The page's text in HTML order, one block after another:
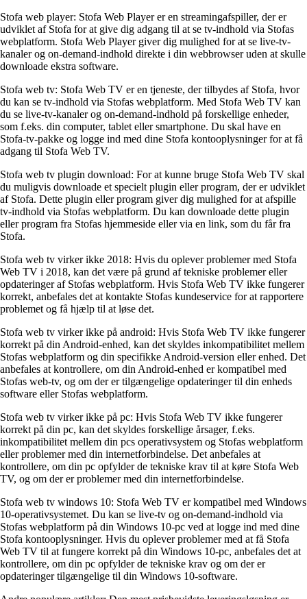
Stofa web player: Stofa Web Player er en streamingafspiller, der er
udviklet af Stofa for at give dig adgang til at se tv-indhold via Stofas
webplatform. Stofa Web Player giver dig mulighed for at se live-tv-
kanaler og on-demand-indhold direkte i din webbrowser uden at skulle
downloade ekstra software.
Stofa web tv: Stofa Web TV er en tjeneste, der tilbydes af Stofa, hvor
du kan se tv-indhold via Stofas webplatform. Med Stofa Web TV kan
du se live-tv-kanaler og on-demand-indhold på forskellige enheder,
som f.eks. din computer, tablet eller smartphone. Du skal have en
Stofa-tv-pakke og logge ind med dine Stofa kontooplysninger for at få
adgang til Stofa Web TV.
Stofa web tv plugin download: For at kunne bruge Stofa Web TV skal
du muligvis downloade et specielt plugin eller program, der er udviklet
af Stofa. Dette plugin eller program giver dig mulighed for at afspille
tv-indhold via Stofas webplatform. Du kan downloade dette plugin
eller program fra Stofas hjemmeside eller via en link, som du får fra
Stofa.
Stofa web tv virker ikke 2018: Hvis du oplever problemer med Stofa
Web TV i 2018, kan det være på grund af tekniske problemer eller
opdateringer af Stofas webplatform. Hvis Stofa Web TV ikke fungerer
korrekt, anbefales det at kontakte Stofas kundeservice for at rapportere
problemet og få hjælp til at løse det.
Stofa web tv virker ikke på android: Hvis Stofa Web TV ikke fungerer
korrekt på din Android-enhed, kan det skyldes inkompatibilitet mellem
Stofas webplatform og din specifikke Android-version eller enhed. Det
anbefales at kontrollere, om din Android-enhed er kompatibel med
Stofas web-tv, og om der er tilgængelige opdateringer til din enheds
software eller Stofas webplatform.
Stofa web tv virker ikke på pc: Hvis Stofa Web TV ikke fungerer
korrekt på din pc, kan det skyldes forskellige årsager, f.eks.
inkompatibilitet mellem din pcs operativsystem og Stofas webplatform
eller problemer med din internetforbindelse. Det anbefales at
kontrollere, om din pc opfylder de tekniske krav til at køre Stofa Web
TV, og om der er problemer med din internetforbindelse.
Stofa web tv windows 10: Stofa Web TV er kompatibel med Windows
10-operativsystemet. Du kan se live-tv og on-demand-indhold via
Stofas webplatform på din Windows 10-pc ved at logge ind med dine
Stofa kontooplysninger. Hvis du oplever problemer med at få Stofa
Web TV til at fungere korrekt på din Windows 10-pc, anbefales det at
kontrollere, om din pc opfylder de tekniske krav og om der er
opdateringer tilgængelige til din Windows 10-software.